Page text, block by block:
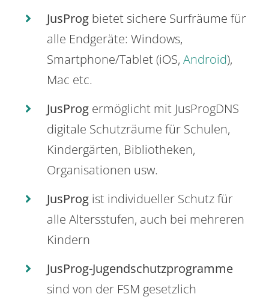
JusProg bietet sichere Surfräume für
alle Endgeräte: Windows,
Smartphone/Tablet (iOS, Android),
Mac etc.
JusProg ermöglicht mit JusProgDNS
digitale Schutzräume für Schulen,
Kindergärten, Bibliotheken,
Organisationen usw.
JusProg ist individueller Schutz für
alle Altersstufen, auch bei mehreren
Kindern
JusProg-Jugendschutzprogramme
sind von der FSM gesetzlich